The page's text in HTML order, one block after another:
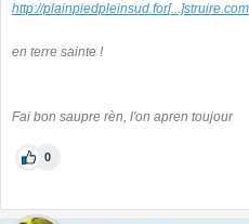
http://plainpiedpleinsud.for[...]struire.com
en terre sainte !
Fai bon saupre rèn, l'on apren toujour
0